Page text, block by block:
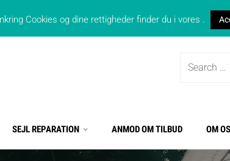
Facebook
SEJL REPARATION ANMOD OM TILBUD OM OS
Cookies og dine rettigheder finder du i vores .